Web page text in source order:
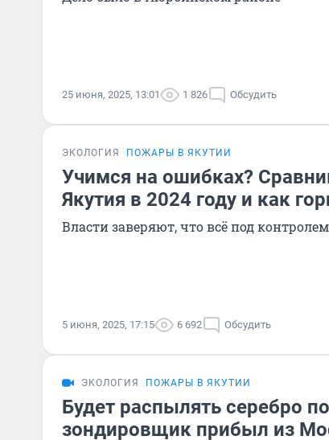
25 июня, 2025, 13:01 1 826 Обсудить
ЭКОЛОГИЯ ПОЖАРЫ В ЯКУТИИ
Учимся на ошибках?
Якутия в 2024 году и как
Власти заверяют, что всё под контролем
5 июня, 2025, 17:15 6 692 Обсудить
ЭКОЛОГИЯ ПОЖАРЫ В ЯКУТИИ
Будет распылять серебро
зондировщик прибыл из